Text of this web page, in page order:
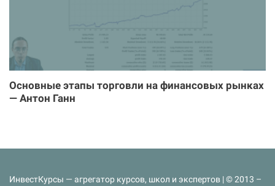
Основные этапы торговли на финансовых рынках
— Антон Ганн
ИнвестКурсы — агрегатор курсов, школ и экспертов | © 2013 –